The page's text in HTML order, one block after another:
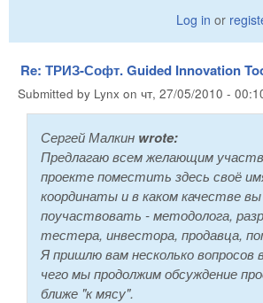
Log in or
Re: ТРИЗ-Софт. Guided Innovation
Submitted by Lynx on чт, 27/05/2010 -
Сергей Малкин wrote:
Предлагаю всем желающим
проекте поместить здесь своё
координаты и в каком качестве
поучаствовать - методолога,
тестера, инвестора, продавца,
Я пришлю вам несколько вопросов
чего мы продолжим обсуждение
ближе "к мясу".